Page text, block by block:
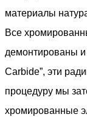
материалы
Все
демонтированы и
Carbide”, эти
процедуру мы
хромированные